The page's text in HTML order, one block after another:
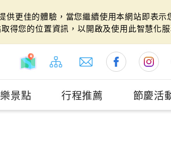
更佳的體驗，當您繼續使用本網站即表示
得您的位置資訊，以開啟及使用此智慧化服
景點 行程推薦 節慶活